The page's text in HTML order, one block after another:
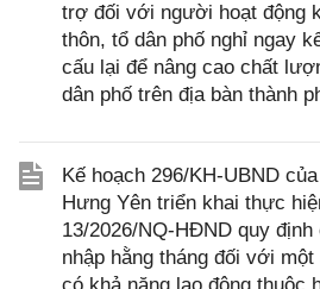
trợ đối với người hoạt động
thôn, tổ dân phố nghỉ ngay
cấu lại để nâng cao chất
dân phố trên địa bàn thành
Kế hoạch 296/KH-UBND
Hưng Yên triển khai thực
13/2026/NQ-HĐND quy
nhập hằng tháng đối với